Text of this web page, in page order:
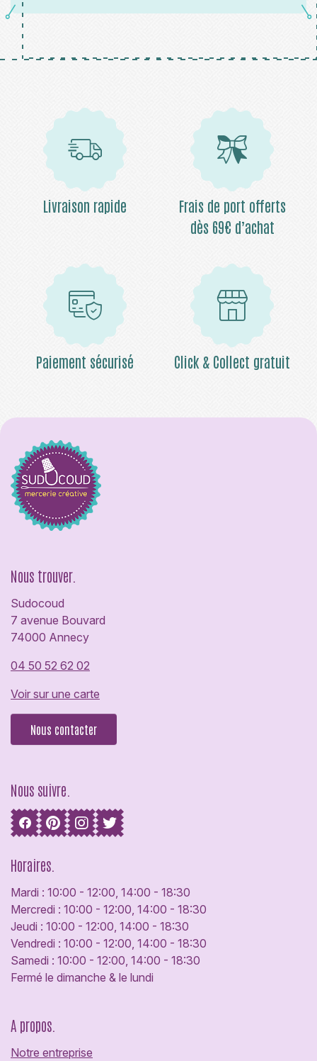
Livraison rapide
Frais de port offerts
dès 69€ d’achat
Paiement sécurisé Click & Collect gratuit
Nous trouver.
Sudocoud
7 avenue Bouvard
74000 Annecy
04 50 52 62 02
Voir sur une carte
Nous contacter
Nous suivre.
Horaires.
Mardi : 10:00 - 12:00, 14:00 - 18:30
Mercredi : 10:00 - 12:00, 14:00 - 18:30
Jeudi : 10:00 - 12:00, 14:00 - 18:30
Vendredi : 10:00 - 12:00, 14:00 - 18:30
Samedi : 10:00 - 12:00, 14:00 - 18:30
Fermé le dimanche & le lundi
A propos.
Notre entreprise